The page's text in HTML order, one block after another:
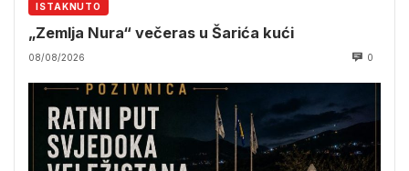
ISTAKNUTO
„Zemlja Nura“ večeras u Šarića kući
08/08/2026 0